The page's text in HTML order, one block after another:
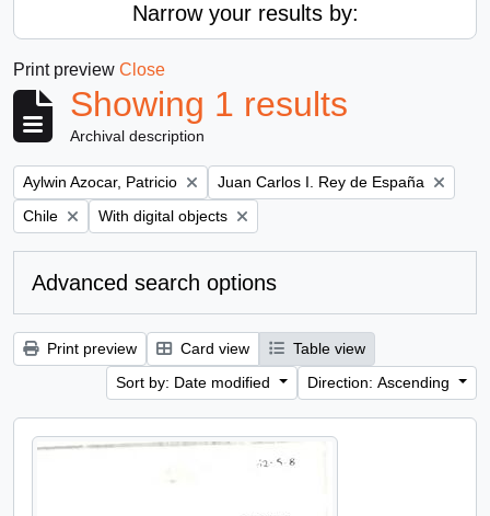
Narrow your results by:
Print preview Close
Showing 1 results
Archival description
Remove filter:
Aylwin Azocar, Patricio Remove filter:
Juan Carlos I. Rey de España
Remove filter:
Chile Remove filter:
With digital objects
Advanced search options
Print preview Card view
Table view
Sort by: Date modified
Direction: Ascending